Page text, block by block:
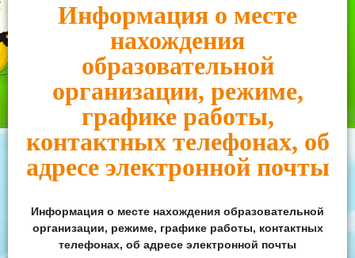
Информация о месте
нахождения
образовательной
организации, режиме,
графике работы,
контактных телефонах, об
адресе электронной почты
Информация о месте нахождения образовательной
организации, режиме, графике работы, контактных
телефонах, об адресе электронной почты